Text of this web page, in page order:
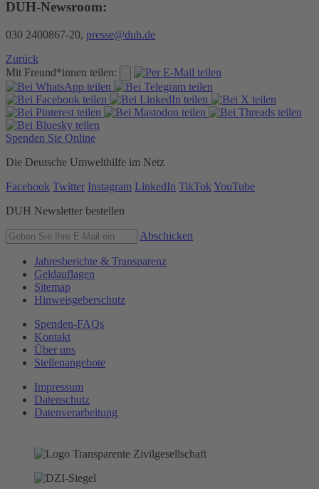
DUH-Newsroom:
030 2400867-20, presse@duh.de
Zurück
Mit Freund*innen teilen:
Spenden Sie Online
Die Deutsche Umwelthilfe im Netz
Facebook Twitter Instagram LinkedIn TikTok YouTube
DUH Newsletter bestellen
Abschicken
Jahresberichte & Transparenz
Geldauflagen
Sitemap
Hinweisgeberschutz
Spenden-FAQs
Kontakt
Über uns
Stellenangebote
Impressum
Datenschutz
Datenverarbeitung